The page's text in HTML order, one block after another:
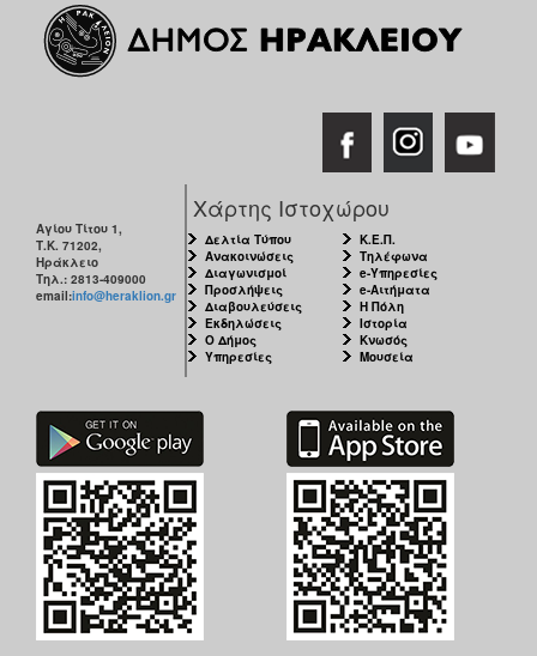
Αγίου Τίτου 1,
Τ.Κ. 71202,
Ηράκλειο
Τηλ.: 2813-409000
email:info@heraklion.gr
Χάρτης Ιστοχώρου
Δελτία Τύπου
Ανακοινώσεις
Διαγωνισμοί
Προσλήψεις
Διαβουλεύσεις
Εκδηλώσεις
Ο Δήμος
Υπηρεσίες
Κ.Ε.Π.
Τηλέφωνα
e-Υπηρεσίες
e-Αιτήματα
Η Πόλη
Ιστορία
Κνωσός
Μουσεία